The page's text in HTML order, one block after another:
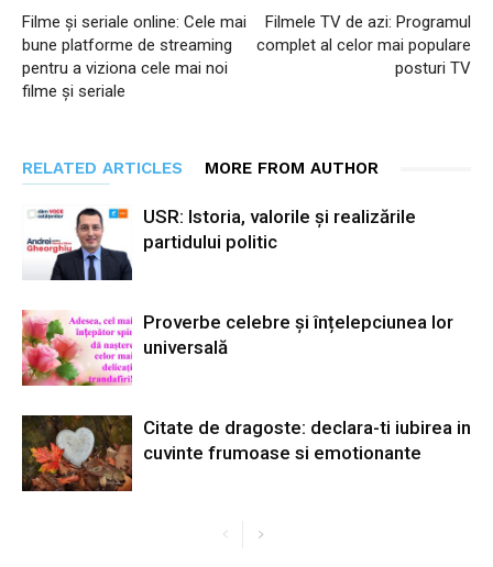
Filme și seriale online: Cele mai
bune platforme de streaming
pentru a viziona cele mai noi
filme și seriale
Filmele TV de azi: Programul
complet al celor mai populare
posturi TV
RELATED ARTICLES MORE FROM AUTHOR
USR: Istoria, valorile și realizările
partidului politic
Proverbe celebre și înțelepciunea lor
universală
Citate de dragoste: declara-ti iubirea in
cuvinte frumoase si emotionante